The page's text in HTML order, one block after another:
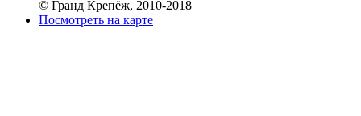
© Гранд Крепёж, 2010-2018
Посмотреть на карте